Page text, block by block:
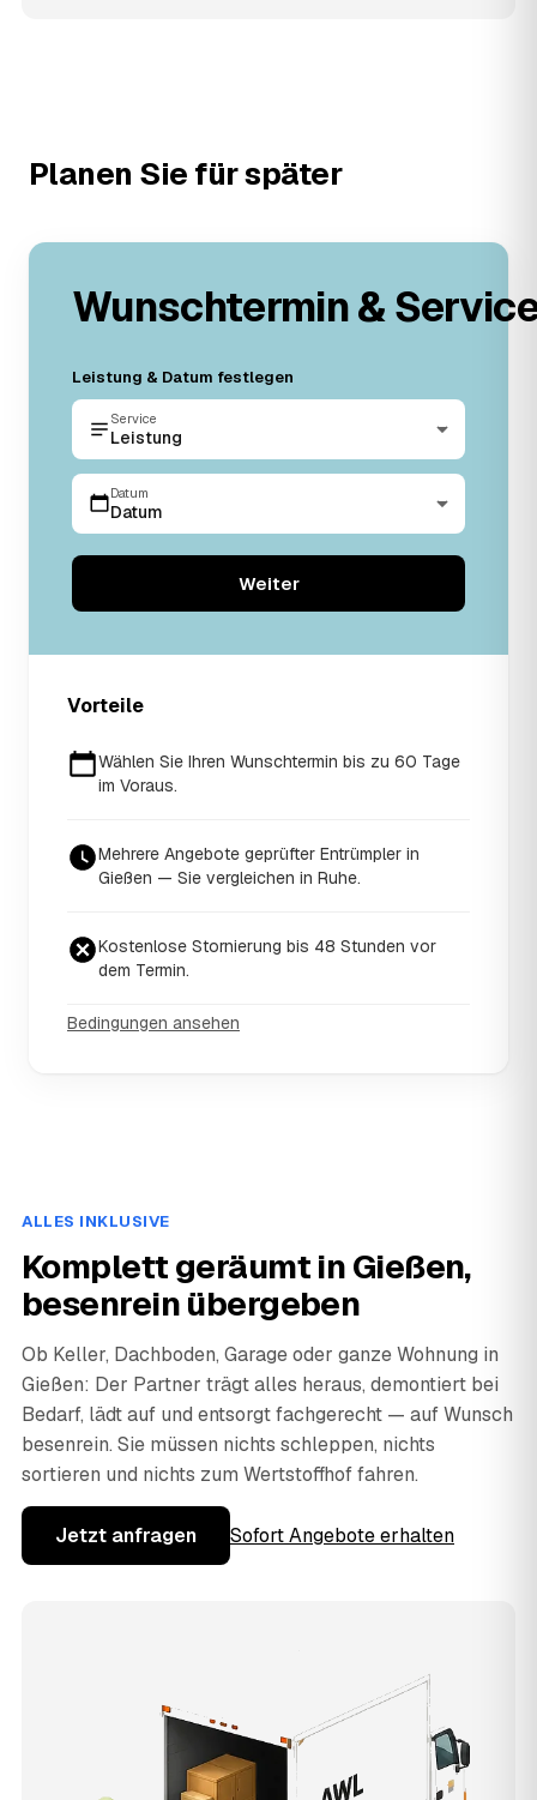
Planen Sie für später
Wunschtermin &
Leistung & Datum festlegen
Service
Leistung
Datum
Datum
Weiter
Vorteile
Wählen Sie Ihren Wunschtermin bis zu 60 Tage
im Voraus.
Mehrere Angebote geprüfter Entrümpler in
Gießen — Sie vergleichen in Ruhe.
Kostenlose Stornierung bis 48 Stunden vor
dem Termin.
Bedingungen ansehen
ALLES INKLUSIVE
Komplett geräumt in Gießen,
besenrein übergeben
Ob Keller, Dachboden, Garage oder ganze Wohnung in
Gießen: Der Partner trägt alles heraus, demontiert bei
Bedarf, lädt auf und entsorgt fachgerecht — auf Wunsch
besenrein. Sie müssen nichts schleppen, nichts
sortieren und nichts zum Wertstoffhof fahren.
Jetzt anfragen Sofort Angebote erhalten